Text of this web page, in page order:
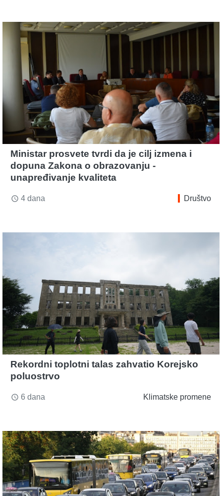
Ministar prosvete tvrdi da je cilj izmena i
dopuna Zakona o obrazovanju -
unapređivanje kvaliteta
access_time 4 dana Društvo
Rekordni toplotni talas zahvatio Korejsko
poluostrvo
access_time 6 dana Klimatske promene